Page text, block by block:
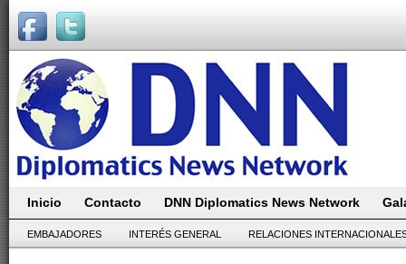
Inicio Contacto DNN Diplomatics News Network
EMBAJADORES INTERÉS GENERAL RELACIONES